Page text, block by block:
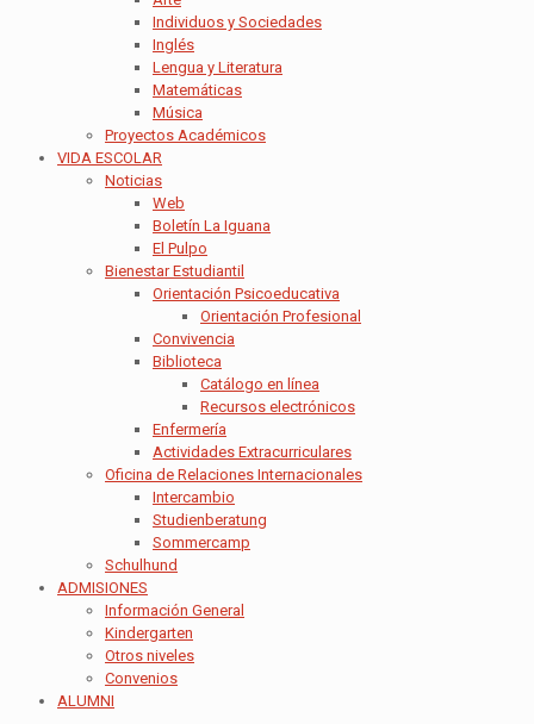
Individuos y Sociedades
Inglés
Lengua y Literatura
Matemáticas
Música
Proyectos Académicos
VIDA ESCOLAR
Noticias
Web
Boletín La Iguana
El Pulpo
Bienestar Estudiantil
Orientación Psicoeducativa
Orientación Profesional
Convivencia
Biblioteca
Catálogo en línea
Recursos electrónicos
Enfermería
Actividades Extracurriculares
Oficina de Relaciones Internacionales
Intercambio
Studienberatung
Sommercamp
Schulhund
ADMISIONES
Información General
Kindergarten
Otros niveles
Convenios
ALUMNI